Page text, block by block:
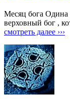
Месяц бога
верховный бог ,
смотреть далее ›››